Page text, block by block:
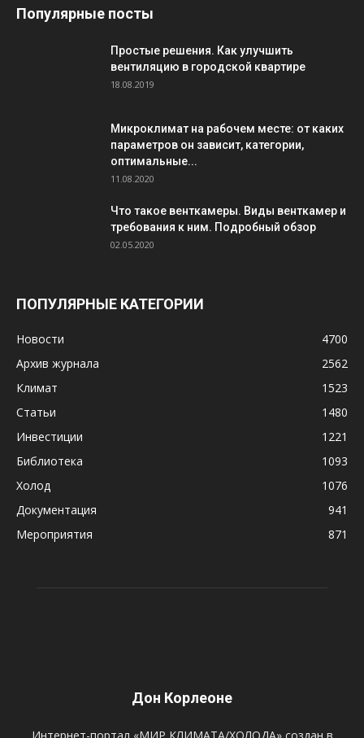
Популярные посты
Простые решения. Как улучшить
вентиляцию в городской квартире
18.08.2019
Микроклимат на рабочем месте: от каких
параметров он зависит, категории,
оптимальные...
11.08.2020
Что такое венткамеры. Виды венткамер и
требования к ним. Подробный обзор
02.05.2020
ПОПУЛЯРНЫЕ КАТЕГОРИИ
Новости
4700
Архив журнала
2562
Климат
1523
Статьи
1480
Инвестиции
1221
Библиотека
1093
Холод
1076
Документация
941
Мероприятия
871
Дон Корлеоне